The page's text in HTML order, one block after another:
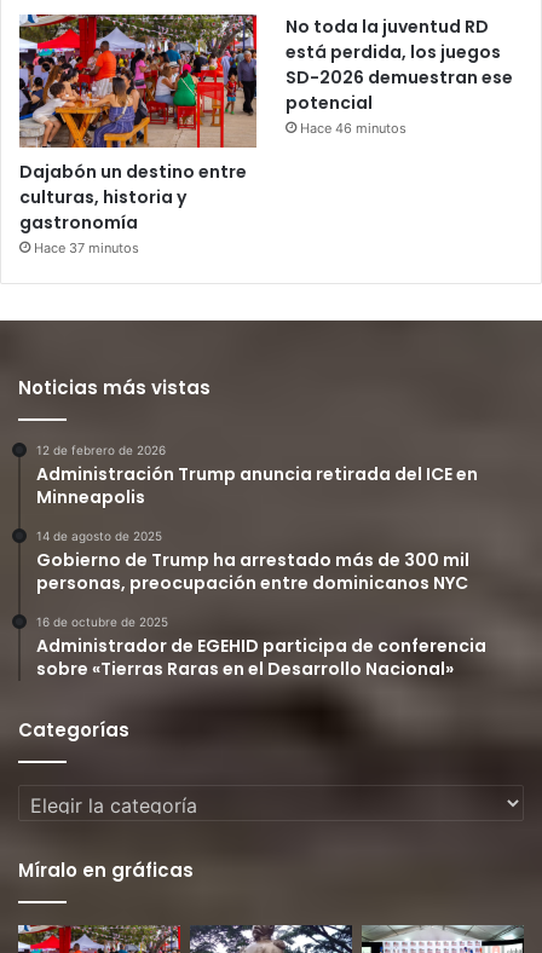
Dajabón un destino entre
culturas, historia y
gastronomía
Hace 37 minutos
No toda la juventud RD
está perdida, los juegos
SD-2026 demuestran ese
potencial
Hace 46 minutos
Noticias más vistas
12 de febrero de 2026
Administración Trump anuncia retirada del ICE en
Minneapolis
14 de agosto de 2025
Gobierno de Trump ha arrestado más de 300 mil
personas, preocupación entre dominicanos NYC
16 de octubre de 2025
Administrador de EGEHID participa de conferencia
sobre «Tierras Raras en el Desarrollo Nacional»
Categorías
Categorías
Míralo en gráficas